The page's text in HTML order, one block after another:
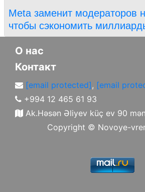
Meta заменит модераторов
чтобы сэкономить
О нас
Контакт
[email protected], [email
+994 12 465 61 93
Ak.Həsən Əliyev küç ev 90
Copyright © Novoye-